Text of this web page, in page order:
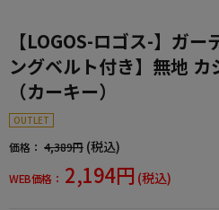
【LOGOS-ロゴス-】ガ
ングベルト付き】無地
（カーキー）
OUTLET
価格： 4,389円 (税込)
WEB価格： 2,194円 (税込)